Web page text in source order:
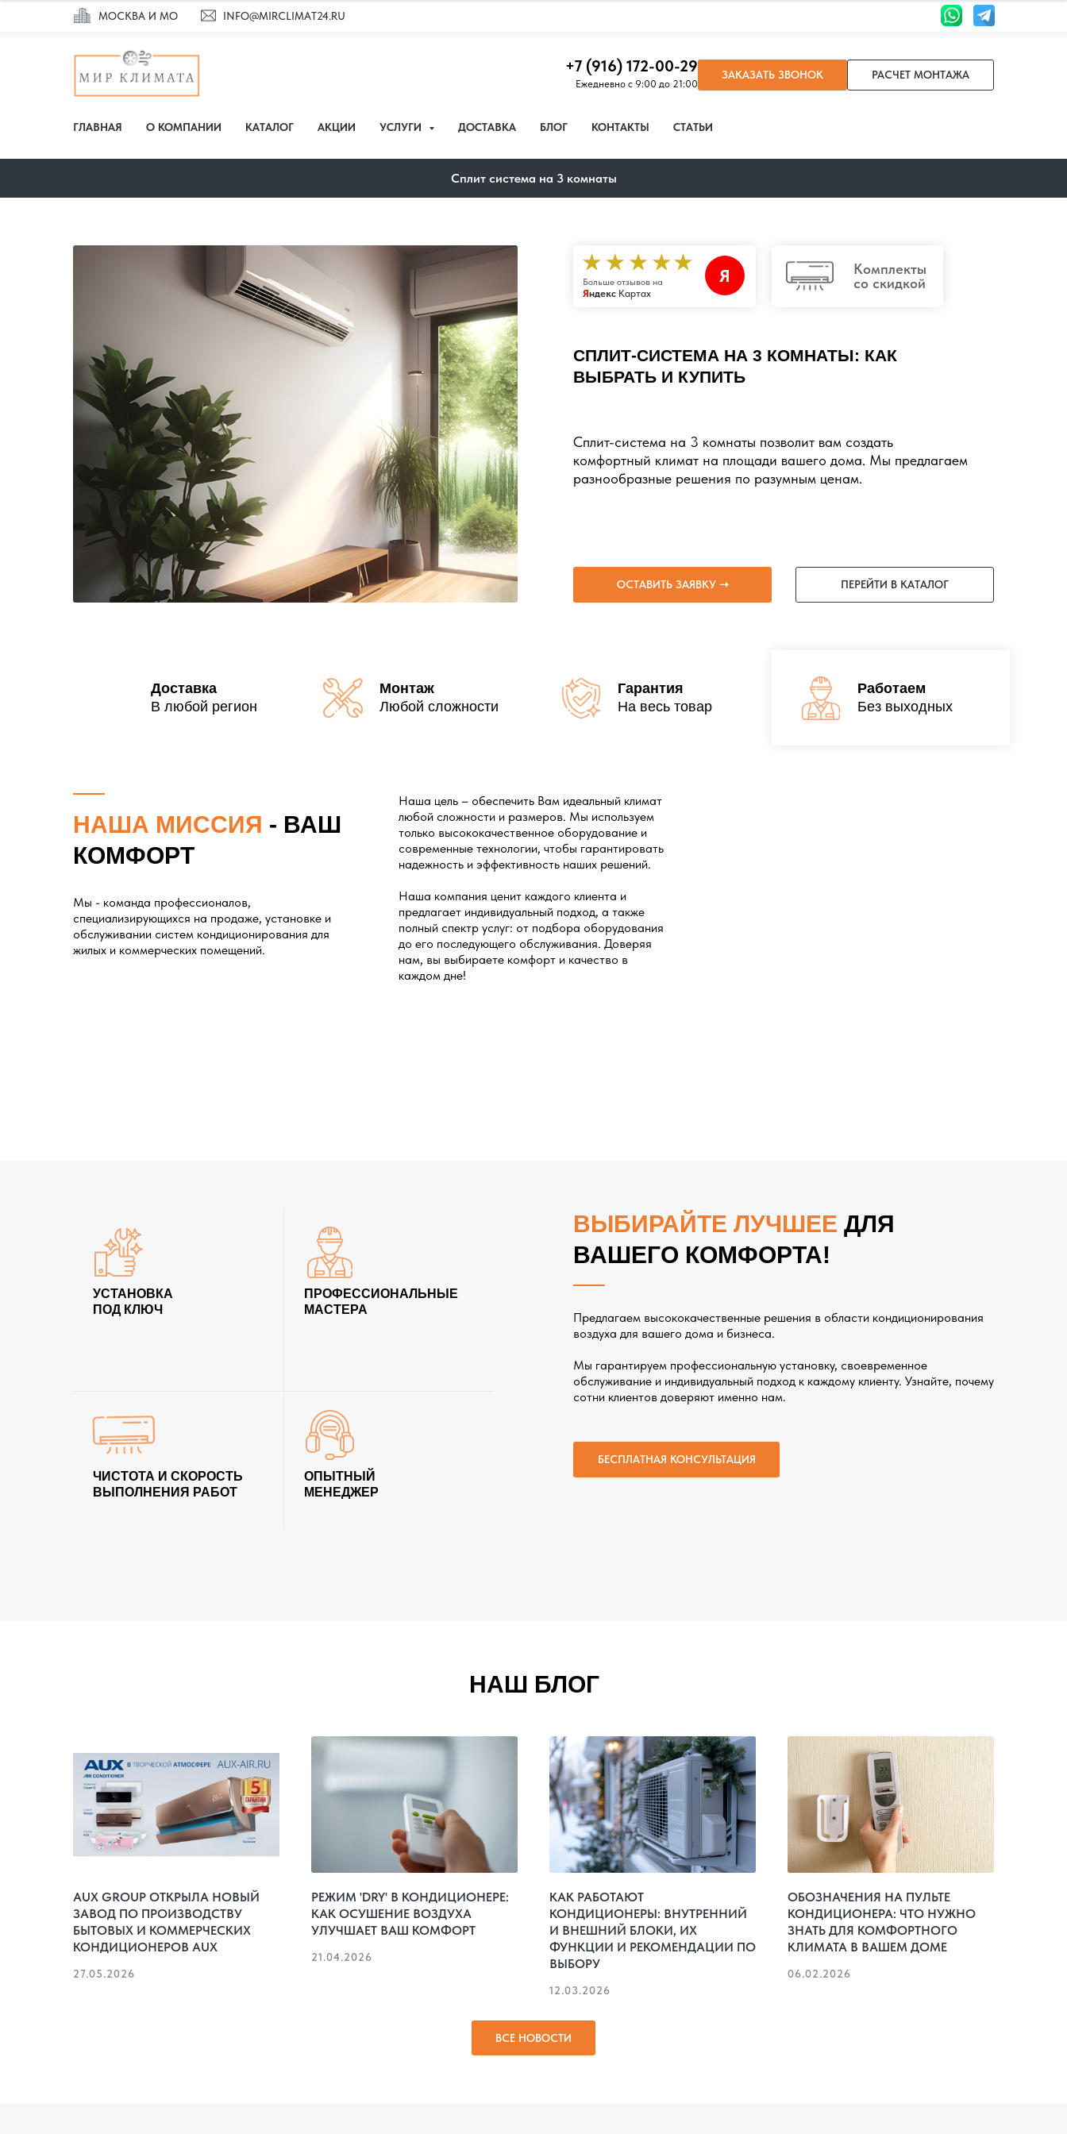
МОСКВА И МО INFO@MIRCLIMAT24.RU
+7 (916) 172-00-29
Ежедневно с 9:00 до 21:00
ЗАКАЗАТЬ ЗВОНОК РАСЧЕТ МОНТАЖА
ГЛАВНАЯ О КОМПАНИИ КАТАЛОГ АКЦИИ УСЛУГИ ДОСТАВКА БЛОГ КОНТАКТЫ СТАТЬИ
Сплит система на 3 комнаты
Больше отзывов на
Яндекс Картах
Я
СПЛИТ-СИСТЕМА НА 3 КОМНАТЫ: КАК
ВЫБРАТЬ И КУПИТЬ
Сплит-система на 3 комнаты позволит вам создать
комфортный климат на площади вашего дома. Мы предлагаем
разнообразные решения по разумным ценам.
ОСТАВИТЬ ЗАЯВКУ ➝ ПЕРЕЙТИ В КАТАЛОГ
Комплекты
со скидкой
Доставка
В любой регион
Монтаж
Любой сложности
Гарантия
На весь товар
Работаем
Без выходных
НАША МИССИЯ - ВАШ
КОМФОРТ
Мы - команда профессионалов,
специализирующихся на продаже, установке и
обслуживании систем кондиционирования для
жилых и коммерческих помещений.
Наша цель – обеспечить Вам идеальный климат
любой сложности и размеров. Мы используем
только высококачественное оборудование и
современные технологии, чтобы гарантировать
надежность и эффективность наших решений.
Наша компания ценит каждого клиента и
предлагает индивидуальный подход, а также
полный спектр услуг: от подбора оборудования
до его последующего обслуживания. Доверяя
нам, вы выбираете комфорт и качество в
каждом дне!
ВЫБИРАЙТЕ ЛУЧШЕЕ ДЛЯ
ВАШЕГО КОМФОРТА!
Предлагаем высококачественные решения в области кондиционирования
воздуха для вашего дома и бизнеса.
Мы гарантируем профессиональную установку, своевременное
обслуживание и индивидуальный подход к каждому клиенту. Узнайте, почему
сотни клиентов доверяют именно нам.
БЕСПЛАТНАЯ КОНСУЛЬТАЦИЯ
УСТАНОВКА
ПОД КЛЮЧ
ПРОФЕССИОНАЛЬНЫЕ
МАСТЕРА
ОПЫТНЫЙ
МЕНЕДЖЕР
ЧИСТОТА И СКОРОСТЬ
ВЫПОЛНЕНИЯ РАБОТ
НАШ БЛОГ
AUX GROUP ОТКРЫЛА НОВЫЙ
ЗАВОД ПО ПРОИЗВОДСТВУ
БЫТОВЫХ И КОММЕРЧЕСКИХ
КОНДИЦИОНЕРОВ AUX
27.05.2026
РЕЖИМ 'DRY' В КОНДИЦИОНЕРЕ:
КАК ОСУШЕНИЕ ВОЗДУХА
УЛУЧШАЕТ ВАШ КОМФОРТ
21.04.2026
КАК РАБОТАЮТ
КОНДИЦИОНЕРЫ: ВНУТРЕННИЙ
И ВНЕШНИЙ БЛОКИ, ИХ
ФУНКЦИИ И РЕКОМЕНДАЦИИ ПО
ВЫБОРУ
12.03.2026
ОБОЗНАЧЕНИЯ НА ПУЛЬТЕ
КОНДИЦИОНЕРА: ЧТО НУЖНО
ЗНАТЬ ДЛЯ КОМФОРТНОГО
КЛИМАТА В ВАШЕМ ДОМЕ
06.02.2026
ВСЕ НОВОСТИ